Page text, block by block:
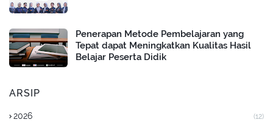
Penerapan Metode Pembelajaran yang
Tepat dapat Meningkatkan Kualitas Hasil
Belajar Peserta Didik
ARSIP
2026 (12)